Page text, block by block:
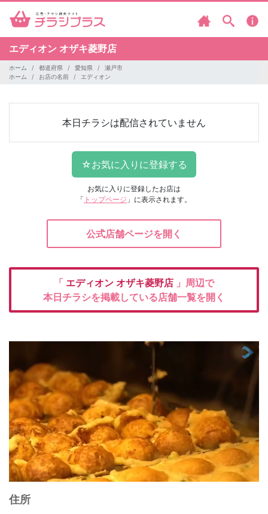
エディオン オザキ菱野店
ホーム 都道府県 愛知県
瀬戸市
ホーム
お店の名前 エディオン
本日チラシは配信されていません
お気に入りに登録したお店は
「 トップページ 」に表示されます。
公式店舗ページを開く
「 エディオン オザキ菱野店 」周辺で
本日チラシを掲載している店舗一覧を開く
住所